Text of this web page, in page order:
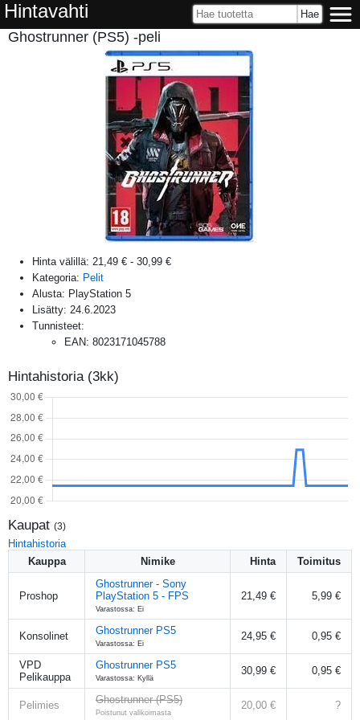
Hintavahti
Ghostrunner (PS5) -peli
Hinta välillä: 21,49 € - 30,99 €
Kategoria: Pelit
Alusta: PlayStation 5
Lisätty: 24.6.2023
Tunnisteet:
EAN: 8023171045788
Hintahistoria (3kk)
Kaupat (3)
Hintahistoria
Kauppa
Nimike Hinta Toimitus
Proshop
Ghostrunner - Sony
PlayStation 5 - FPS
Varastossa: Ei
21,49 € 5,99 €
Konsolinet Ghostrunner PS5
Varastossa: Ei
24,95 € 0,95 €
VPD
Pelikauppa
Ghostrunner PS5
Varastossa: Kyllä
30,99 € 0,95 €
Pelimies Ghostrunner (PS5)
Poistunut valikoimasta
20,00 € ?